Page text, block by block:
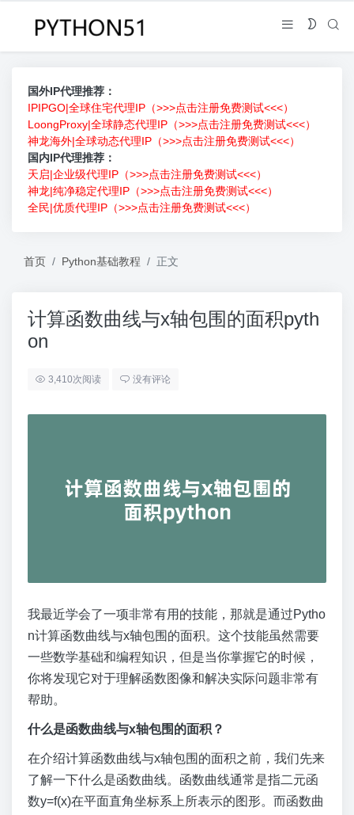
国外IP代理推荐：
IPIPGO|全球住宅代理IP（>>>点击注册免费测试<<<）
LoongProxy|全球静态代理IP（>>>点击注册免费测试<<<）
神龙海外|全球动态代理IP（>>>点击注册免费测试<<<）
国内IP代理推荐：
天启|企业级代理IP（>>>点击注册免费测试<<<）
神龙|纯净稳定代理IP（>>>点击注册免费测试<<<）
全民|优质代理IP（>>>点击注册免费测试<<<）
首页 Python基础教程 正文
计算函数曲线与x轴包围的面积pyth
on
3,410次阅读 没有评论
我最近学会了一项非常有用的技能，那就是通过Pytho
n计算函数曲线与x轴包围的面积。这个技能虽然需要
一些数学基础和编程知识，但是当你掌握它的时候，
你将发现它对于理解函数图像和解决实际问题非常有
帮助。
什么是函数曲线与x轴包围的面积？
在介绍计算函数曲线与x轴包围的面积之前，我们先来
了解一下什么是函数曲线。函数曲线通常是指二元函
数y=f(x)在平面直角坐标系上所表示的图形。而函数曲